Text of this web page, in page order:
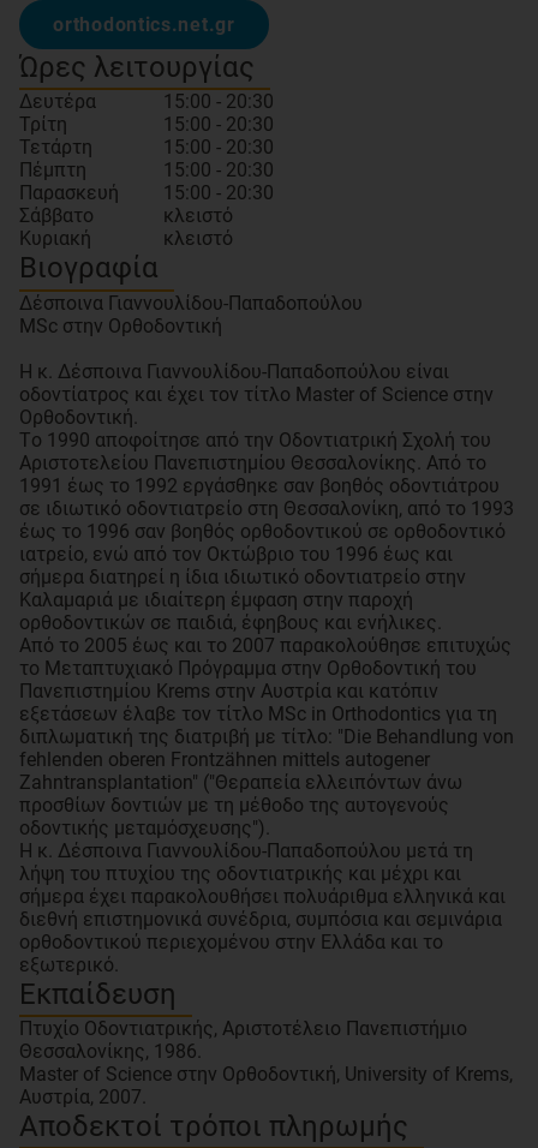
orthodontics.net.gr
Ώρες λειτουργίας
Δευτέρα
15:00 - 20:30
Τρίτη
15:00 - 20:30
Τετάρτη
15:00 - 20:30
Πέμπτη
15:00 - 20:30
Παρασκευή
15:00 - 20:30
Σάββατο
κλειστό
Κυριακή
κλειστό
Βιογραφία
Δέσποινα Γιαννουλίδου-Παπαδοπούλου
MSc στην Ορθοδοντική
Η κ. Δέσποινα Γιαννουλίδου-Παπαδοπούλου είναι
οδοντίατρος και έχει τον τίτλο Master of Science στην
Ορθοδοντική.
Tο 1990 αποφοίτησε από την Οδοντιατρική Σχολή του
Αριστοτελείου Πανεπιστημίου Θεσσαλονίκης. Από το
1991 έως το 1992 εργάσθηκε σαν βοηθός οδοντιάτρου
σε ιδιωτικό οδοντιατρείο στη Θεσσαλονίκη, από το 1993
έως το 1996 σαν βοηθός ορθοδοντικού σε ορθοδοντικό
ιατρείο, ενώ από τον Οκτώβριο του 1996 έως και
σήμερα διατηρεί η ίδια ιδιωτικό οδοντιατρείο στην
Καλαμαριά με ιδιαίτερη έμφαση στην παροχή
ορθοδοντικών σε παιδιά, έφηβους και ενήλικες.
Από το 2005 έως και το 2007 παρακολούθησε επιτυχώς
το Μεταπτυχιακό Πρόγραμμα στην Ορθοδοντική του
Πανεπιστημίου Krems στην Αυστρία και κατόπιν
εξετάσεων έλαβε τον τίτλο MSc in Orthodontics για τη
διπλωματική της διατριβή με τίτλο: "Die Behandlung von
fehlenden oberen Frontzähnen mittels autogener
Zahntransplantation" ("Θεραπεία ελλειπόντων άνω
προσθίων δοντιών με τη μέθοδο της αυτογενούς
οδοντικής μεταμόσχευσης").
Η κ. Δέσποινα Γιαννουλίδου-Παπαδοπούλου μετά τη
λήψη του πτυχίου της οδοντιατρικής και μέχρι και
σήμερα έχει παρακολουθήσει πολυάριθμα ελληνικά και
διεθνή επιστημονικά συνέδρια, συμπόσια και σεμινάρια
ορθοδοντικού περιεχομένου στην Ελλάδα και το
Εκπαίδευση
Πτυχίο Οδοντιατρικής, Αριστοτέλειο Πανεπιστήμιο
Θεσσαλονίκης, 1986.
Master of Science στην Ορθοδοντική, University of Krems,
Αυστρία, 2007.
Αποδεκτοί τρόποι πληρωμής